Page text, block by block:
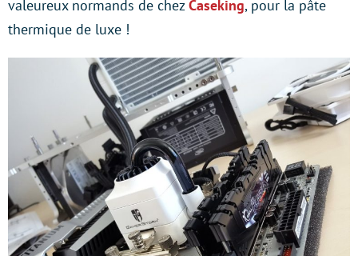
valeureux normands de chezCaseking, pour la pâte
thermique de luxe !